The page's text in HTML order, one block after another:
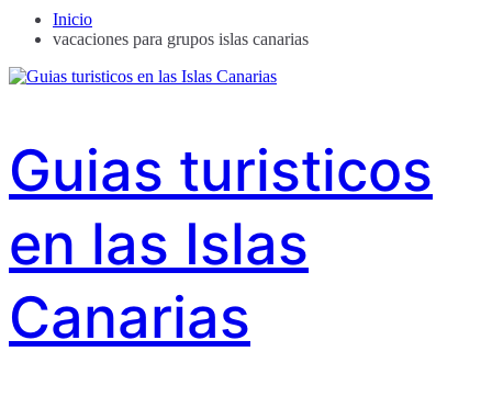
Inicio
vacaciones para grupos islas canarias
Guias turisticos
en las Islas
Canarias